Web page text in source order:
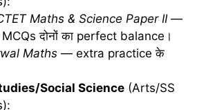
Maths & Science Paper II—
दोनों का perfect balance।
Maths — extra practice के
Social Science (Arts/SS